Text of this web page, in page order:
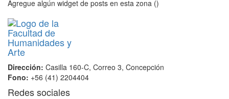
Agregue algún widget de posts en esta zona ()
Dirección: Casilla 160-C, Correo 3, Concepción
Fono: +56 (41) 2204404
Redes sociales